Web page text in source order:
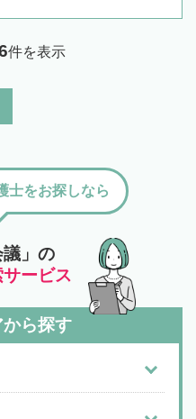
件を表示
議」の
ービス
士をお探しなら
ら探す